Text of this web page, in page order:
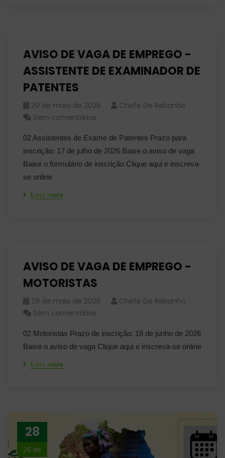
AVISO DE VAGA DE EMPREGO -
ASSISTENTE DE EXAMINADOR DE
PATENTES
29 de maio de 2026
Chefe De Rebanho
Sem comentários
02 Assistentes de Exame de Patentes Prazo para
inscrição: 17 de julho de 2026 Baixe o aviso de vaga
Baixe o formulário de inscrição Clique aqui e inscreva-
se online
Leia mais
AVISO DE VAGA DE EMPREGO -
MOTORISTAS
29 de maio de 2026
Chefe De Rebanho
Sem comentários
02 Motoristas Prazo de inscrição: 18 de junho de 2026
Baixe o aviso de vaga Clique aqui e inscreva-se online
Leia mais
28
26 de